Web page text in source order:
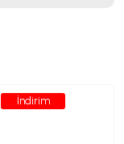
İndirim